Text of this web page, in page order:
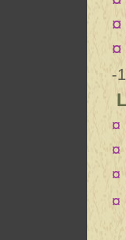
¤
¤
-
¤
¤
¤
¤